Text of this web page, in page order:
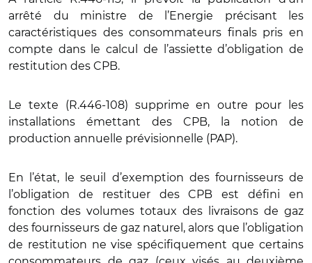
arrêté du ministre de l’Energie précisant les
caractéristiques des consommateurs finals pris en
compte dans le calcul de l’assiette d’obligation de
restitution des CPB.
Le texte (R.446-108) supprime en outre pour les
installations émettant des CPB, la notion de
production annuelle prévisionnelle (PAP).
En l’état, le seuil d’exemption des fournisseurs de
l’obligation de restituer des CPB est défini en
fonction des volumes totaux des livraisons de gaz
des fournisseurs de gaz naturel, alors que l’obligation
de restitution ne vise spécifiquement que certains